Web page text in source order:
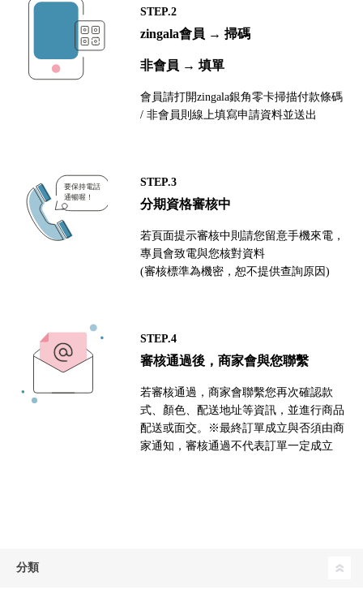
STEP.2
zingala會員 → 掃碼
非會員 → 填單
會員請打開zingala銀角零卡掃描付款條碼
/ 非會員則線上填寫申請資料並送出
STEP.3
分期資格審核中
若頁面提示審核中則請您留意手機來電，
專員會致電與您核對資料
(審核標準為機密，恕不提供查詢原因)
STEP.4
審核通過後，商家會與您聯繫
若審核通過，商家會聯繫您再次確認款
式、顏色、配送地址等資訊，並進行商品
配送或面交。※最終訂單成立與否須由商
家通知，審核通過不代表訂單一定成立
分類